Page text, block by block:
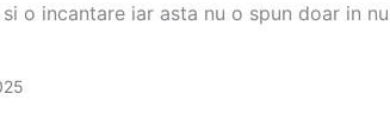
o incantare iar asta nu o spun doar in